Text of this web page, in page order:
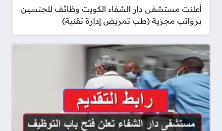
أعلنت مستشفى دار الشفاء الكويت وظائف للجنسين
برواتب مجزية (طب تمريض إدارة تقنية)